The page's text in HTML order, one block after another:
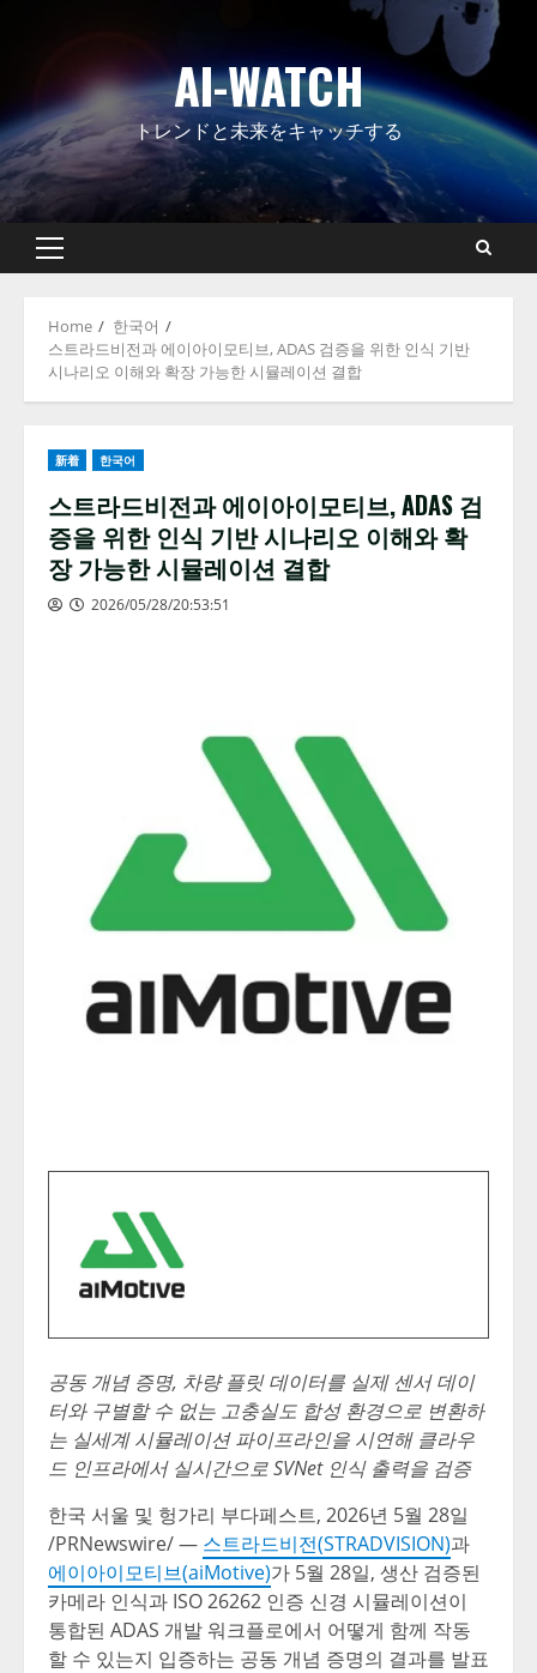
AI-WATCH
トレンドと未来をキャッチする
Primary
Home
한국어
스트라드비전과 에이아이모티브, ADAS 검증을 위한 인식 기반
시나리오 이해와 확장 가능한 시뮬레이션 결합
新着 한국어
스트라드비전과 에이아이모티브, ADAS 검
증을 위한 인식 기반 시나리오 이해와 확
장 가능한 시뮬레이션 결합
2026/05/28/20:53:51
공동 개념 증명, 차량 플릿 데이터를 실제 센서 데이
터와 구별할 수 없는 고충실도 합성 환경으로 변환하
는 실세계 시뮬레이션 파이프라인을 시연해 클라우
드 인프라에서 실시간으로 SVNet 인식 출력을 검증
한국 서울 및 헝가리 부다페스트, 2026년 5월 28일
/PRNewswire/ — 스트라드비전(STRADVISION)과
에이아이모티브(aiMotive)가 5월 28일, 생산 검증된
카메라 인식과 ISO 26262 인증 신경 시뮬레이션이
통합된 ADAS 개발 워크플로에서 어떻게 함께 작동
할 수 있는지 입증하는 공동 개념 증명의 결과를 발표